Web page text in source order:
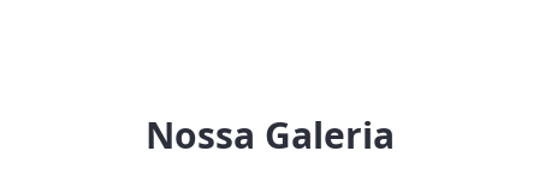
Nossa Galeria